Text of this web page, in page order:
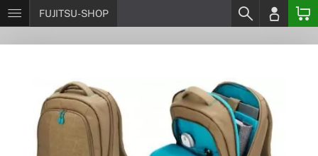
FUJITSU-SHOP